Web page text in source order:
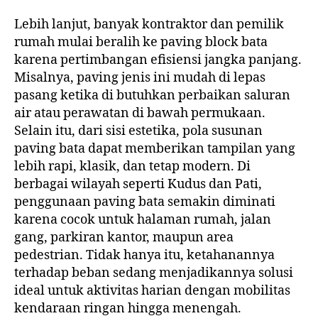
Lebih lanjut, banyak kontraktor dan pemilik
rumah mulai beralih ke paving block bata
karena pertimbangan efisiensi jangka panjang.
Misalnya, paving jenis ini mudah di lepas
pasang ketika di butuhkan perbaikan saluran
air atau perawatan di bawah permukaan.
Selain itu, dari sisi estetika, pola susunan
paving bata dapat memberikan tampilan yang
lebih rapi, klasik, dan tetap modern. Di
berbagai wilayah seperti Kudus dan Pati,
penggunaan paving bata semakin diminati
karena cocok untuk halaman rumah, jalan
gang, parkiran kantor, maupun area
pedestrian. Tidak hanya itu, ketahanannya
terhadap beban sedang menjadikannya solusi
ideal untuk aktivitas harian dengan mobilitas
kendaraan ringan hingga menengah.